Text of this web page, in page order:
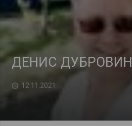
ДЕНИС ДУБРОВИН
12.11.2021